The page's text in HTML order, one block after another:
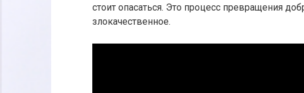
стоит опасаться. Это процесс превращения
злокачественное.